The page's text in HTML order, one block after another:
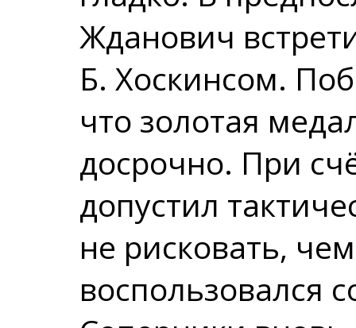
Жданович
Б. Хоскинсом.
что золотая
досрочно. При
допустил
не рисковать,
воспользовался